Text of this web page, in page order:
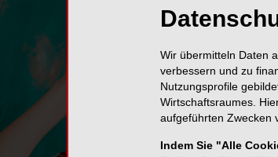
Wir übermitteln Daten
verbessern und zu
Nutzungsprofile
Wirtschaftsraumes.
aufgeführten Zwecken
Indem Sie "Alle